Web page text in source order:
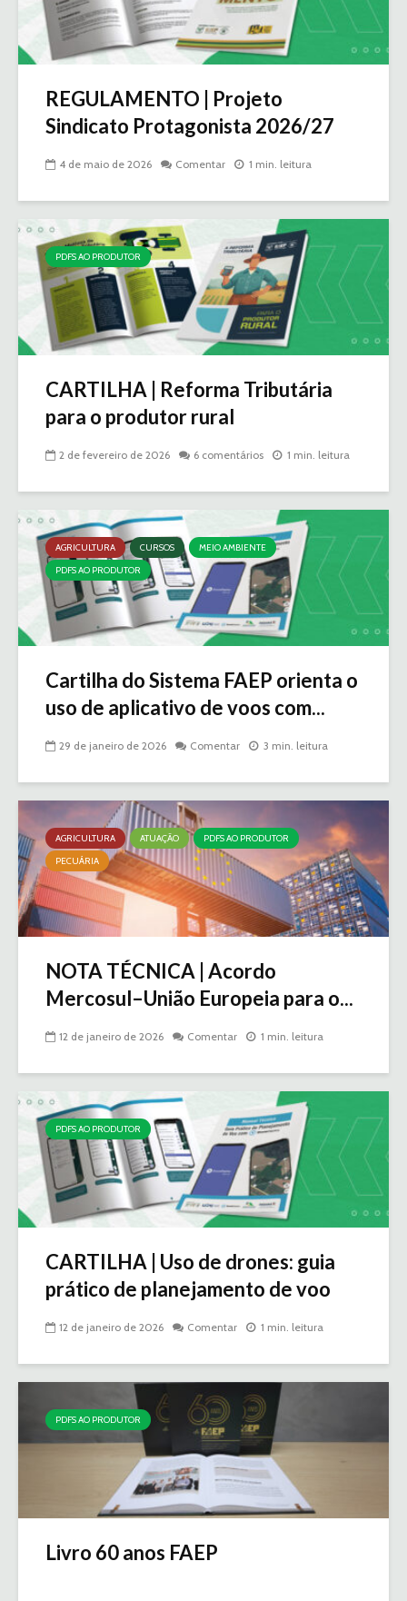
REGULAMENTO | Projeto
Sindicato Protagonista 2026/27
4 de maio de 2026 Comentar 1 min. leitura
PDFS AO PRODUTOR
CARTILHA | Reforma Tributária
para o produtor rural
2 de fevereiro de 2026 6 comentários 1 min. leitura
AGRICULTURA CURSOS
MEIO AMBIENTE
PDFS AO PRODUTOR
Cartilha do Sistema FAEP orienta o
uso de aplicativo de voos com...
29 de janeiro de 2026 Comentar 3 min. leitura
AGRICULTURA ATUAÇÃO
PDFS AO PRODUTOR
PECUÁRIA
NOTA TÉCNICA | Acordo
Mercosul–União Europeia para o...
12 de janeiro de 2026 Comentar 1 min. leitura
PDFS AO PRODUTOR
CARTILHA | Uso de drones: guia
prático de planejamento de voo
12 de janeiro de 2026 Comentar 1 min. leitura
PDFS AO PRODUTOR
Livro 60 anos FAEP